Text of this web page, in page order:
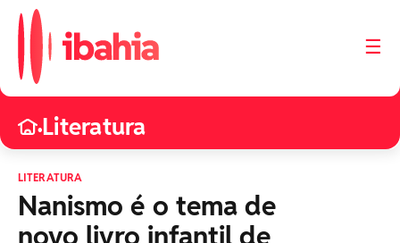
☰
•Literatura
LITERATURA
Nanismo é o tema de